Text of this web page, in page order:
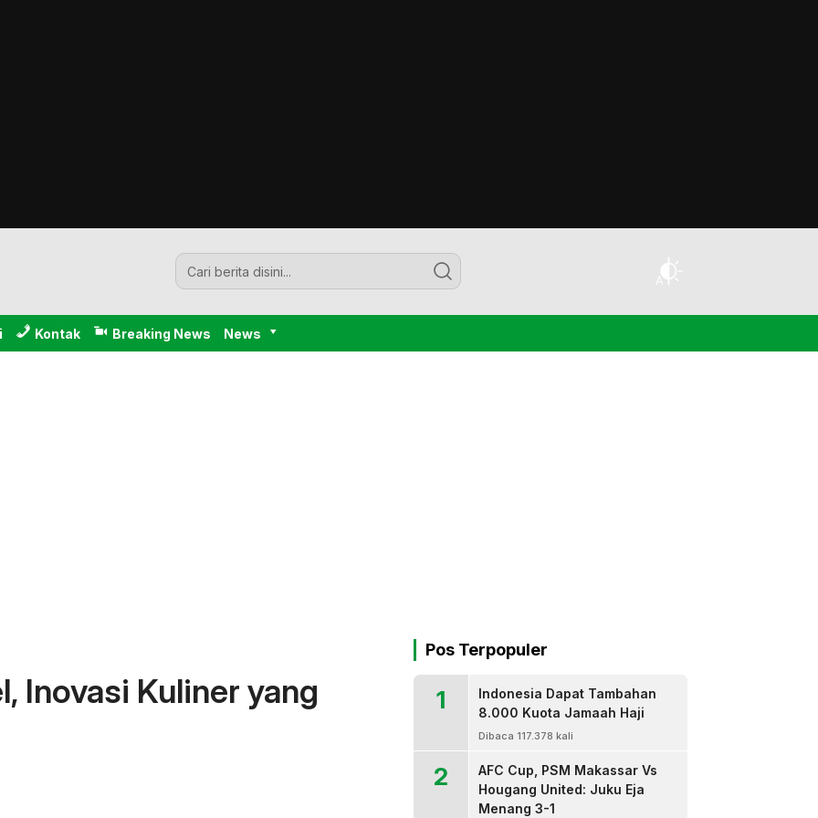
Kontak Breaking News News
Inovasi Kuliner yang
Pos Terpopuler
1
Indonesia Dapat Tambahan
8.000 Kuota Jamaah Haji
Dibaca 117.378 kali
2
AFC Cup, PSM Makassar Vs
Hougang United: Juku Eja
Menang 3-1